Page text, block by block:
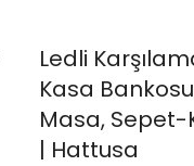
Ledli
Kasa
Masa, Sepet-
| Hattusa